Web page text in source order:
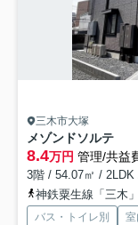
三木市大塚
メゾンドソルテ
8.4万円 管理/共益
3階 / 54.07㎡ / 2LDK
神鉄粟生線「三木
バス・トイレ別